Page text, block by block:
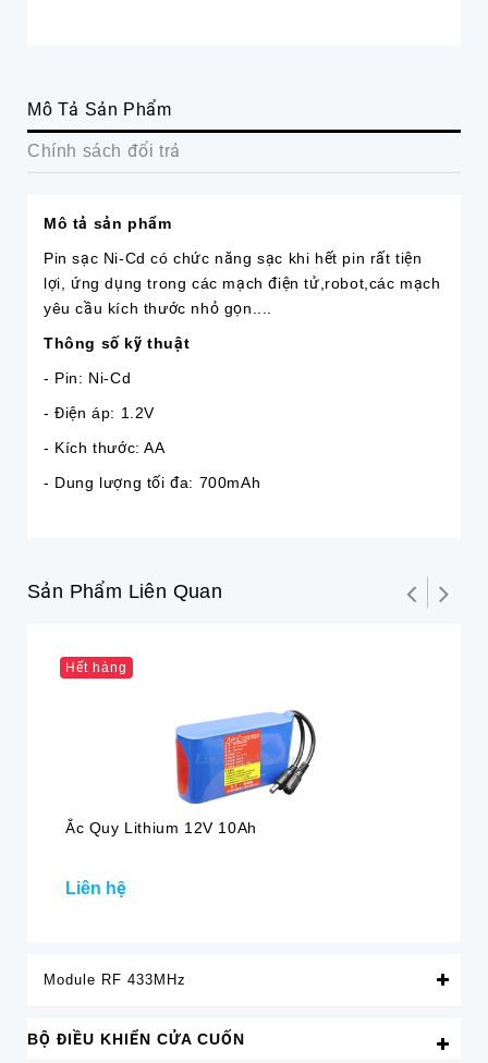
Mô Tả Sản Phẩm
Chính sách đổi trả
Mô tả sản phẩm
Pin sạc Ni-Cd có chức năng sạc khi hết pin rất tiện
lợi, ứng dụng trong các mạch điện tử,robot,các mạch
yêu cầu kích thước nhỏ gọn....
Thông số kỹ thuật
- Pin: Ni-Cd
- Điện áp: 1.2V
- Kích thước: AA
- Dung lượng tối đa: 700mAh
Sản Phẩm Liên Quan
Hết hàng
Ắc Quy Lithium 12V 10Ah
Liên hệ
Module RF 433MHz
BỘ ĐIỀU KHIỂN CỬA CUỐN